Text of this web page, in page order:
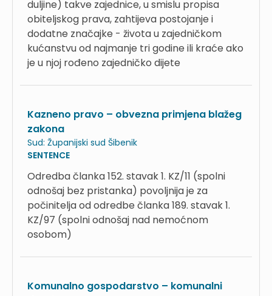
duljine) takve zajednice, u smislu propisa
obiteljskog prava, zahtijeva postojanje i
dodatne značajke - života u zajedničkom
kućanstvu od najmanje tri godine ili kraće ako
je u njoj rođeno zajedničko dijete
Kazneno pravo – obvezna primjena blažeg
zakona
Sud: Županijski sud Šibenik
SENTENCE
Odredba članka 152. stavak 1. KZ/11 (spolni
odnošaj bez pristanka) povoljnija je za
počinitelja od odredbe članka 189. stavak 1.
KZ/97 (spolni odnošaj nad nemoćnom
osobom)
Komunalno gospodarstvo – komunalni